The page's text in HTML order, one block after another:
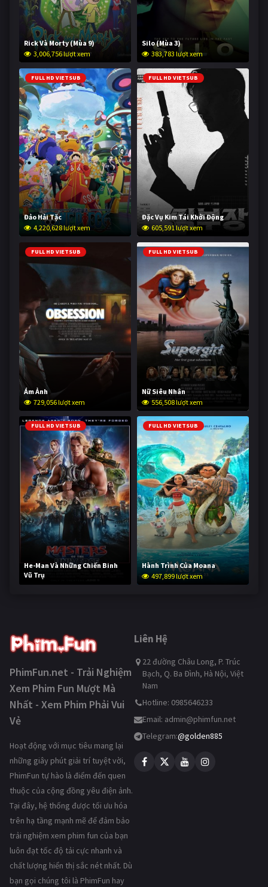
Rick Và Morty (Mùa 9)
3,006,756 lượt xem
Silo (Mùa 3)
383,783 lượt xem
FULL HD VIETSUB
Đảo Hải Tặc
4,220,628 lượt xem
FULL HD VIETSUB
Đặc Vụ Kim Tái Khởi Động
605,591 lượt xem
FULL HD VIETSUB
Ám Ảnh
729,056 lượt xem
FULL HD VIETSUB
Nữ Siêu Nhân
556,508 lượt xem
FULL HD VIETSUB
He-Man Và Những Chiến Binh
Vũ Trụ
247,335 lượt xem
FULL HD VIETSUB
Hành Trình Của Moana
497,899 lượt xem
PhimFun.net - Trải Nghiệm
Xem Phim Fun Mượt Mà
Nhất - Xem Phim Phải Vui
Vẻ
Hoạt động với mục tiêu mang lại
những giây phút giải trí tuyệt vời,
PhimFun tự hào là điểm đến quen
thuộc của cộng đồng yêu điện ảnh.
Tại đây, hệ thống được tối ưu hóa
trên hạ tầng mạnh mẽ để đảm bảo
trải nghiệm xem phim fun của bạn
luôn đạt tốc độ tải cực nhanh và
chất lượng hiển thị sắc nét nhất. Dù
bạn gọi chúng tôi là PhimFun hay
Liên Hệ
22 đường Châu Long, P. Trúc
Bạch, Q. Ba Đình, Hà Nội, Việt
Nam
Hotline: 0985646233
Email: admin@phimfun.net
Telegram:@golden885